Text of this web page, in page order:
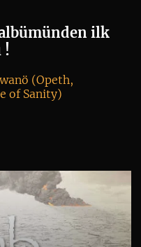
ilk
!
(Opeth,
of Sanity)